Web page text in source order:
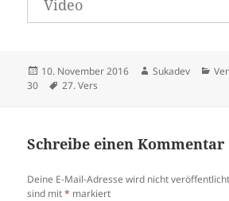
Video
Veröffentlicht
am
10. November 2016 Autor
Sukadev
30
Schlagwörter
27. Vers
Schreibe einen Kommentar
Deine E-Mail-Adresse wird nicht
sind mit* markiert